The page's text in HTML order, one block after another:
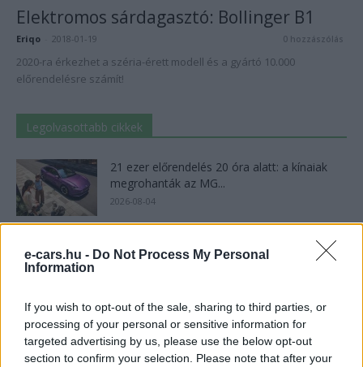
e-cars.hu - Do Not Process My Personal
Information
If you wish to opt-out of the sale, sharing to third parties, or
processing of your personal or sensitive information for
targeted advertising by us, please use the below opt-out
section to confirm your selection. Please note that after your
Elektromos sárdagasztó: Bollinger B1
Eriqo 2018-01-19 0 hozzászólás
2020-ra érkezhet a széria-érett modell és a gyártó 10.000
előrendelésre számít!
Legolvasottabb cikkek
21 ezer előrendelés 20 óra alatt: a kínaiak
megrohanták az MG...
2026-08-04
Kína szigorú határt szabott: legfeljebb 5%
lehet a hiba az elektromos...
A Volkswagen bedobta azt a lapot Kínában,
amivel a helyi EV-gyártókat...
2026-08-04